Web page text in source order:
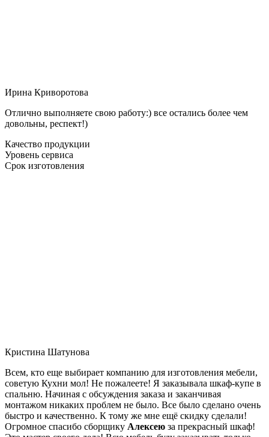
Ирина Криворотова
Отлично выполняете свою работу:) все остались более чем
довольны, респект!)
Качество продукции
Уровень сервиса
Срок изготовления
Кристина Шатунова
Всем, кто еще выбирает компанию для изготовления мебели,
советую Кухни мол! Не пожалеете! Я заказывала шкаф-купе в
спальню. Начиная с обсуждения заказа и заканчивая
монтажом никаких проблем не было. Все было сделано очень
быстро и качественно. К тому же мне ещё скидку сделали!
Огромное спасибо сборщику Алексею за прекрасный шкаф!